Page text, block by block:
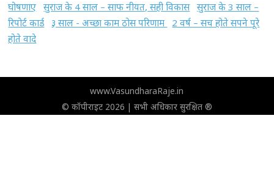
घोषणाए सुराज के 4 साल – साफ नीयत, सही विकास सुराज के 3 साल –
रिपोर्ट कार्ड
३ साल - अच्छा काम ठोस परिणाम
2 वर्ष – सच होते सपने पूरे
होते वादे
www.VasundharaRaje.in
© कॉपीराइट 2026 | सभी अधिकार सुरक्षित ®